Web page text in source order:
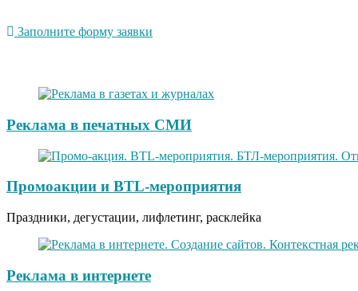
Заполните форму заявки
Реклама в печатных СМИ
Промоакции и BTL-мероприятия
Праздники, дегустации, лифлетинг, расклейка
Реклама в интернете